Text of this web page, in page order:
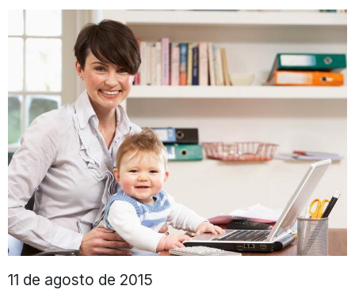
11 de agosto de 2015